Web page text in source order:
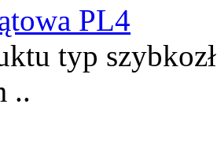
PL4
typ
..